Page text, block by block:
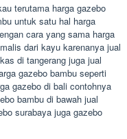
terutama harga gazebo
untuk satu hal harga
cara yang sama harga
dari kayu karenanya jual
di tangerang juga jual
gazebo bambu seperti
gazebo di bali contohnya
bambu di bawah jual
surabaya juga gazebo